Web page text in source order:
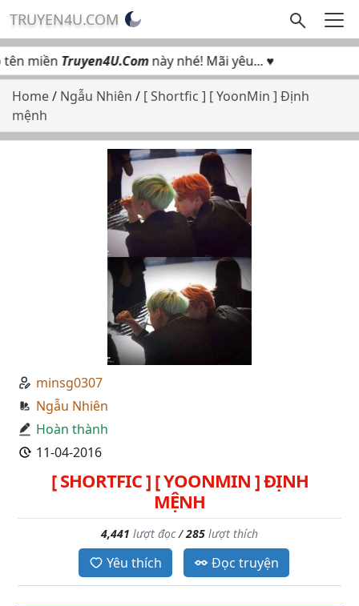
TRUYEN4U.COM
miềnTruyen4U.Comnày nhé! Mãi yêu... ♥
Home/ Ngẫu Nhiên / [ Shortfic ] [ YoonMin ] Định
mệnh
minsg0307
Ngẫu Nhiên
Hoàn thành
11-04-2016
[ SHORTFIC ] [ YOONMIN ] ĐỊNH
MỆNH
4,441 lượt đọc/285 lượt thích
Yêu thích Đọc truyện